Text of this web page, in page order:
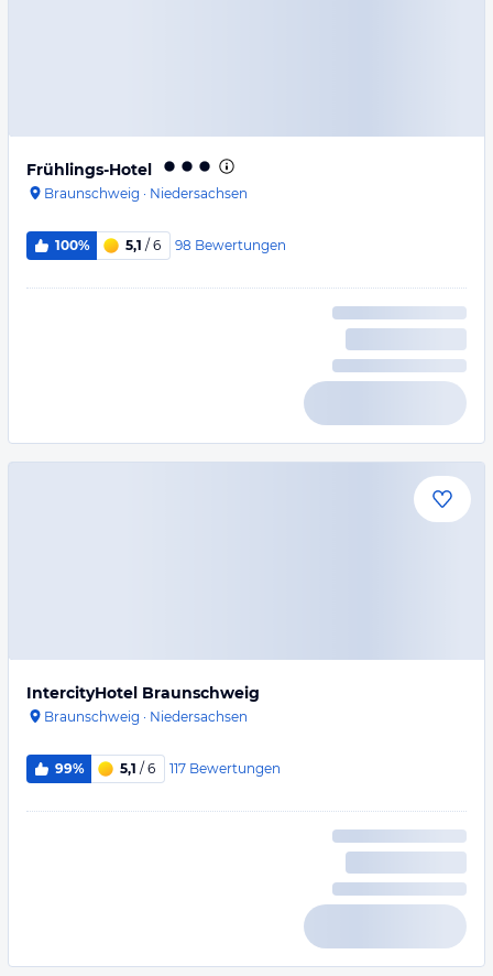
Frühlings-Hotel
Braunschweig · Niedersachsen
100% 5,1 / 6 98 Bewertungen
IntercityHotel Braunschweig
Braunschweig · Niedersachsen
99% 5,1 / 6 117 Bewertungen